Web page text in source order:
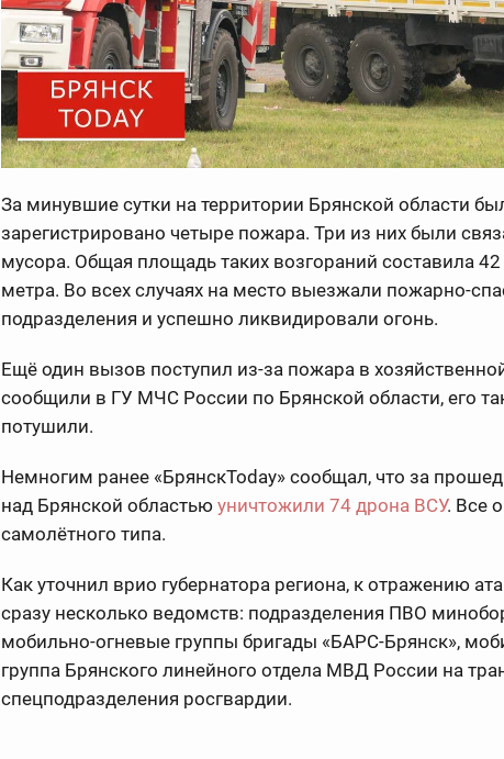
За минувшие сутки на территории Брянской области
зарегистрировано четыре пожара. Три из них были
мусора. Общая площадь таких возгораний составила
метра. Во всех случаях на место выезжали пожарно-
подразделения и успешно ликвидировали огонь.
Ещё один вызов поступил из-за пожара в
сообщили в ГУ МЧС России по Брянской области, его
потушили.
Немногим ранее «БрянскToday» сообщал, что за
над Брянской областью уничтожили 74 дрона ВСУ. Все
самолётного типа.
Как уточнил врио губернатора региона, к отражению
сразу несколько ведомств: подразделения ПВО
мобильно-огневые группы бригады «БАРС-Брянск»,
группа Брянского линейного отдела МВД России на
спецподразделения росгвардии.